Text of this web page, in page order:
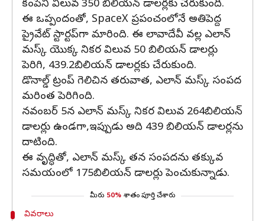
కంపెనీ విలువ 350 బిలియన్ డాలర్లకు చేరుకుంది.
ఈ ఒప్పందంతో, SpaceX ప్రపంచంలోనే అతిపెద్ద
ప్రైవేట్ స్టార్టప్‌గా మారింది. ఈ లావాదేవీ వల్ల ఎలాన్
మస్క్ యొక్క నికర విలువ 50 బిలియన్ డాలర్లు
పెరిగి, 439.2బిలియన్ డాలర్లకు చేరుకుంది.
డొనాల్డ్ ట్రంప్ గెలిచిన తరువాత, ఎలాన్ మస్క్ సంపద
మరింత పెరిగింది.
నవంబర్ 5న ఎలాన్ మస్క్ నికర విలువ 264బిలియన్
డాలర్లు ఉండగా,ఇప్పుడు అది 439 బిలియన్ డాలర్లను
దాటింది.
ఈ వృద్ధితో, ఎలాన్ మస్క్ తన సంపదను తక్కువ
సమయంలో 175బిలియన్ డాలర్లు పెంచుకున్నాడు.
మీరు 50% శాతం పూర్తి చేశారు
వివరాలు